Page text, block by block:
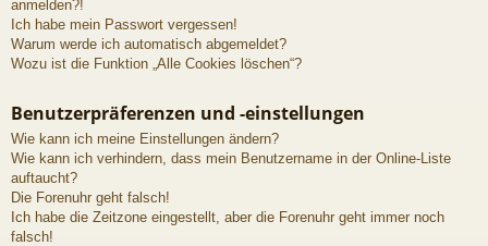
anmelden?!
Ich habe mein Passwort vergessen!
Warum werde ich automatisch abgemeldet?
Wozu ist die Funktion „Alle Cookies löschen“?
Benutzerpräferenzen und -einstellungen
Wie kann ich meine Einstellungen ändern?
Wie kann ich verhindern, dass mein Benutzername in der Online-Liste
auftaucht?
Die Forenuhr geht falsch!
Ich habe die Zeitzone eingestellt, aber die Forenuhr geht immer noch
falsch!